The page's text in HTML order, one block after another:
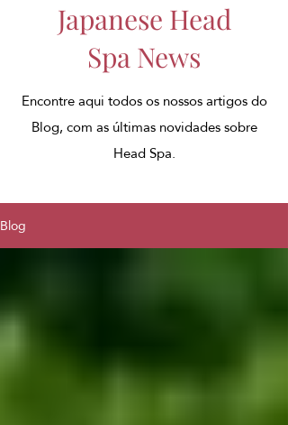
Japanese Head
Spa News
Encontre aqui todos os nossos artigos do
Blog, com as últimas novidades sobre
Head Spa.
Blog